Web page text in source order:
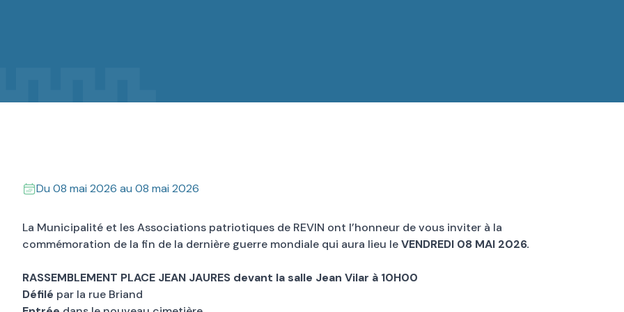
Du 08 mai 2026 au 08 mai 2026
La Municipalité et les Associations patriotiques de REVIN ont l’honneur de vous inviter à la
commémoration de la fin de la dernière guerre mondiale qui aura lieu leVENDREDI 08 MAI 2026.
RASSEMBLEMENT PLACE JEAN JAURES devant la salle Jean Vilar à 10H00
Défilé par la rue Briand